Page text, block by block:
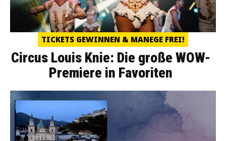
TICKETS GEWINNEN & MANEGE FREI!
Circus Louis Knie: Die große WOW-
Premiere in Favoriten